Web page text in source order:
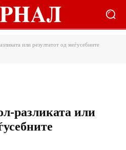
или резултатот од меѓусебните
разликата или